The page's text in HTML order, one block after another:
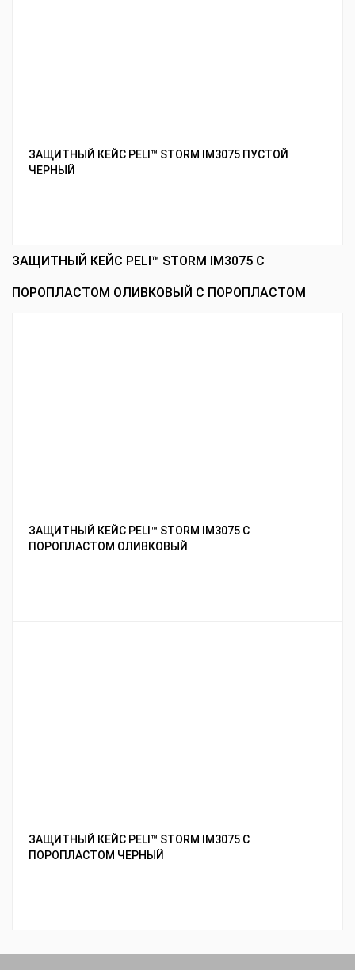
ЗАЩИТНЫЙ КЕЙС PELI™ STORM IM3075 ПУСТОЙ
ЧЕРНЫЙ
ЗАЩИТНЫЙ КЕЙС PELI™ STORM IM3075 С
ПОРОПЛАСТОМ ОЛИВКОВЫЙ С ПОРОПЛАСТОМ
ЗАЩИТНЫЙ КЕЙС PELI™ STORM IM3075 С
ПОРОПЛАСТОМ ОЛИВКОВЫЙ
ЗАЩИТНЫЙ КЕЙС PELI™ STORM IM3075 С
ПОРОПЛАСТОМ ЧЕРНЫЙ